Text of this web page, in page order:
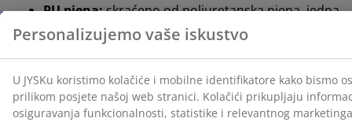
PU pjena:skraćeno od poliuretanska pjena, jedna
je od najpopularnijih vrsta pjene te je dostupna u
različitim razinama tvrdoće i gustoće.
hladna pjena: također je poliuretanska pjena, ali
veće težine i elastičnosti. Hladna pjena pruža
pravilnu podršku madracima s visokim
Personalizujemo vaše iskustvo
U JYSKu koristimo kolačiće i mobilne identifikatore kako bismo
prilikom posjete našoj web stranici. Kolačići prikupljaju
osiguravanja funkcionalnosti, statistike i relevantnog